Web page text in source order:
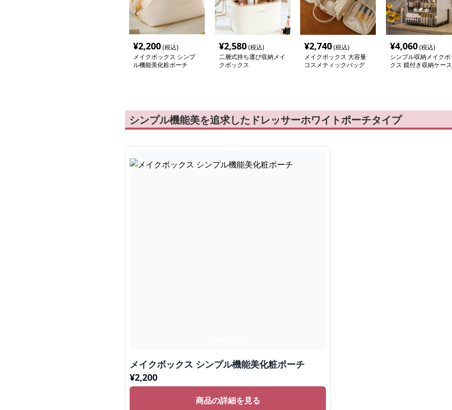
¥2,200(税込)
メイクボックス シンプ
ル機能美化粧ポーチ
¥2,580(税込)
二層式持ち運び収納メイ
クボックス
¥2,740(税込)
メイクボックス 大容量
コスメティックバッグ
¥4,060(税込)
シンプル収納メイクボ
クス 鏡付き収納ケース
シンプル機能美を追求したドレッサーホワイトポーチタイプ
メイクボックス シンプル機能美化粧ポーチ
¥2,200
商品の詳細を見る